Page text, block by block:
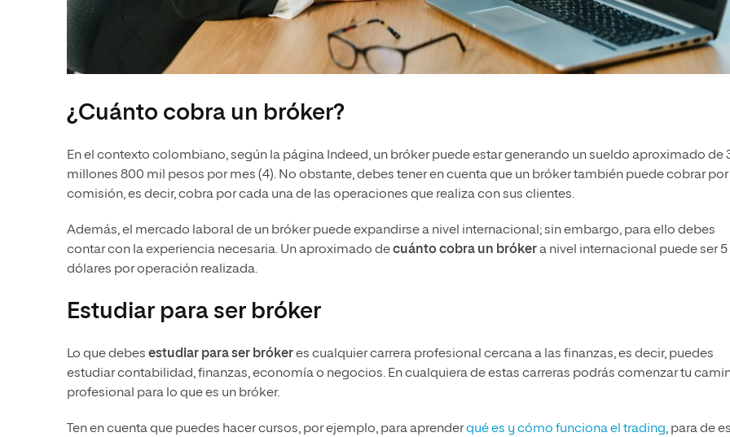
¿Cuánto cobra un bróker?
En el contexto colombiano, según la página Indeed, un bróker puede estar generando un sueldo aproximado de
millones 800 mil pesos por mes (4). No obstante, debes tener en cuenta que un bróker también puede cobrar por
comisión, es decir, cobra por cada una de las operaciones que realiza con sus clientes.
Además, el mercado laboral de un bróker puede expandirse a nivel internacional; sin embargo, para ello debes
contar con la experiencia necesaria. Un aproximado decuánto cobra un brókera nivel internacional puede ser 5
dólares por operación realizada.
Estudiar para ser bróker
Lo que debes estudiar para ser brókeres cualquier carrera profesional cercana a las finanzas, es decir, puedes
estudiar contabilidad, finanzas, economía o negocios. En cualquiera de estas carreras podrás comenzar tu
profesional para lo que es un bróker.
Ten en cuenta que puedes hacer cursos, por ejemplo, para aprenderqué es y cómo funciona el trading, para de